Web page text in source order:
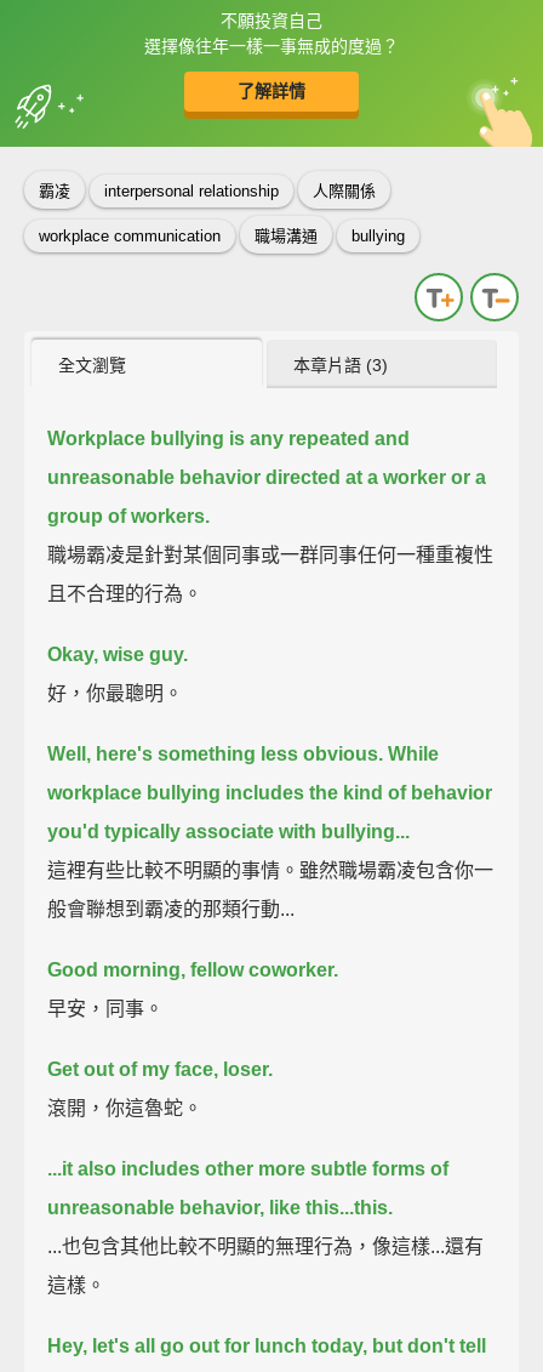
不願投資自己
選擇像往年一樣一事無成的度過？
了解詳情
框選或點兩下字幕可以直接查字典喔！
收錄佳句 中
英
霸凌 interpersonal relationship 人際關係
workplace communication 職場溝通 bullying
全文瀏覽 本章片語 (3)
Workplace bullying is any repeated and
unreasonable behavior directed at a worker or a
group of workers.
職場霸凌是針對某個同事或一群同事任何一種重複性
且不合理的行為。
Okay, wise guy.
好，你最聰明。
Well, here's something less obvious. While
workplace bullying includes the kind of behavior
you'd typically associate with bullying...
這裡有些比較不明顯的事情。雖然職場霸凌包含你一
般會聯想到霸凌的那類行動...
Good morning, fellow coworker.
早安，同事。
Get out of my face, loser.
滾開，你這魯蛇。
...it also includes other more subtle forms of
unreasonable behavior, like this...this.
...也包含其他比較不明顯的無理行為，像這樣...還有
這樣。
Hey, let's all go out for lunch today, but don't tell